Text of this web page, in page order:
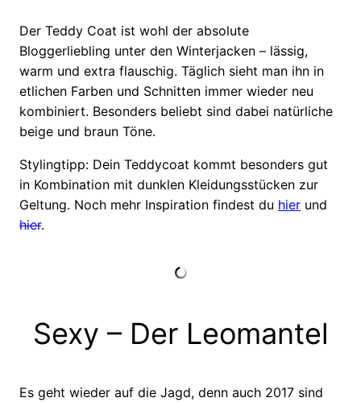
Der Teddy Coat ist wohl der absolute
Bloggerliebling unter den Winterjacken – lässig,
warm und extra flauschig. Täglich sieht man ihn in
etlichen Farben und Schnitten immer wieder neu
kombiniert. Besonders beliebt sind dabei natürliche
beige und braun Töne.
Stylingtipp: Dein Teddycoat kommt besonders gut
in Kombination mit dunklen Kleidungsstücken zur
Geltung. Noch mehr Inspiration findest du hier und
hier.
Sexy – Der Leomantel
Es geht wieder auf die Jagd, denn auch 2017 sind